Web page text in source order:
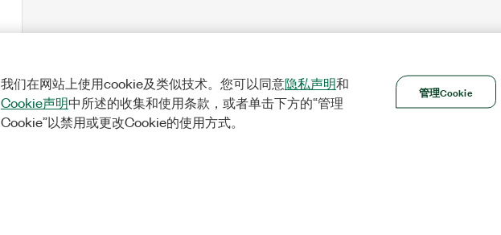
我们在网站上使用cookie及类似技术。您可以同意隐私声明和
Cookie声明中所述的收集和使用条款，或者单击下方的“管理
Cookie”以禁用或更改Cookie的使用方式。
管理Cookie